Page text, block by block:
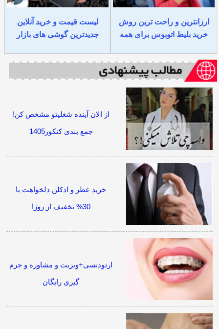
ارزانترین و راحت ترین روش
خرید بلیط اتوبوس برای همه
لیست قیمت و خرید آنلاین
جدیدترین گوشی های بازار
از الان آینده شغلیتو مشخص کن!
جمع بندی کنکور1405
خرید عطر و ادکلن دلخواهت با
30% تخفیف از روژا
ارتودنسی+ویزیت و مشاوره و جرم
گیری رایگان